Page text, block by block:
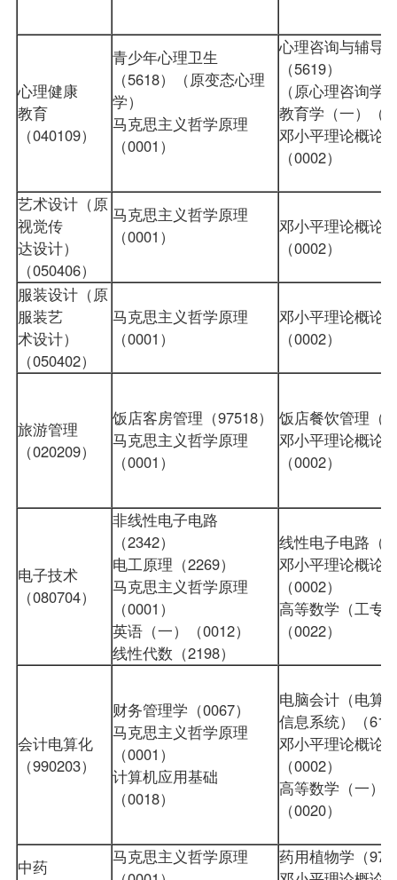
心理健康
教育
（040109）
青少年心理卫生
（5618）（原变态心理
学）
马克思主义哲学原理
（0001）
心理咨询与辅导
（5619）
（原心理咨询学
教育学（一）（
邓小平理论概论
（0002）
艺术设计（原
视觉传
达设计）
（050406）
马克思主义哲学原理
（0001）
邓小平理论概论
（0002）
服装设计（原
服装艺
术设计）
（050402）
马克思主义哲学原理
（0001）
邓小平理论概论
（0002）
旅游管理
（020209）
饭店客房管理（97518）
马克思主义哲学原理
（0001）
饭店餐饮管理（
邓小平理论概论
（0002）
电子技术
（080704）
非线性电子电路
（2342）
电工原理（2269）
马克思主义哲学原理
（0001）
英语（一）（0012）
线性代数（2198）
线性电子电路（
邓小平理论概论
（0002）
高等数学（工专
（0022）
会计电算化
（990203）
财务管理学（0067）
马克思主义哲学原理
（0001）
计算机应用基础
（0018）
电脑会计（电算
信息系统）（
邓小平理论概论
（0002）
高等数学（一）
（0020）
中药
马克思主义哲学原理
药用植物学（